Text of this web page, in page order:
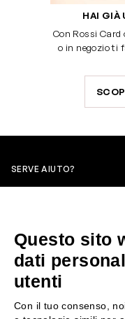
HAI GIÀ
Con Rossi
o in negozio ti
SERVE AIUTO?
SERVIZIO CLIENTI
Resi e rimborsi
Questo sito
dati
utenti
Con il tuo consenso,